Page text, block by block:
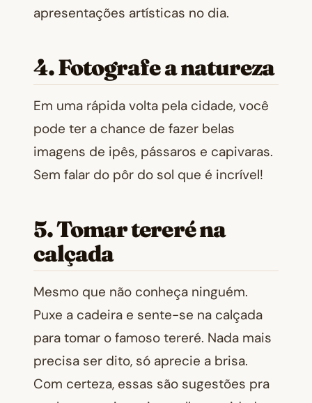
apresentações artísticas no dia.
4. Fotografe a natureza
Em uma rápida volta pela cidade, você
pode ter a chance de fazer belas
imagens de ipês, pássaros e capivaras.
Sem falar do pôr do sol que é incrível!
5. Tomar tereré na
calçada
Mesmo que não conheça ninguém.
Puxe a cadeira e sente-se na calçada
para tomar o famoso tereré. Nada mais
precisa ser dito, só aprecie a brisa.
Com certeza, essas são sugestões pra